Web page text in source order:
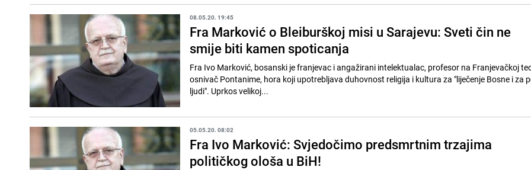
08.05.20. 19:45
Fra Marković o Bleiburškoj misi u Sarajevu: Sveti čin ne
smije biti kamen spoticanja
Fra Ivo Marković, bosanski je franjevac i angažirani intelektualac, profesor na Franjevačkoj
osnivač Pontanime, hora koji upotrebljava duhovnost religija i kultura za "liječenje Bosne i za
ljudi". Uprkos velikoj...
05.05.20. 08:02
Fra Ivo Marković: Svjedočimo predsmrtnim trzajima
političkog ološa u BiH!